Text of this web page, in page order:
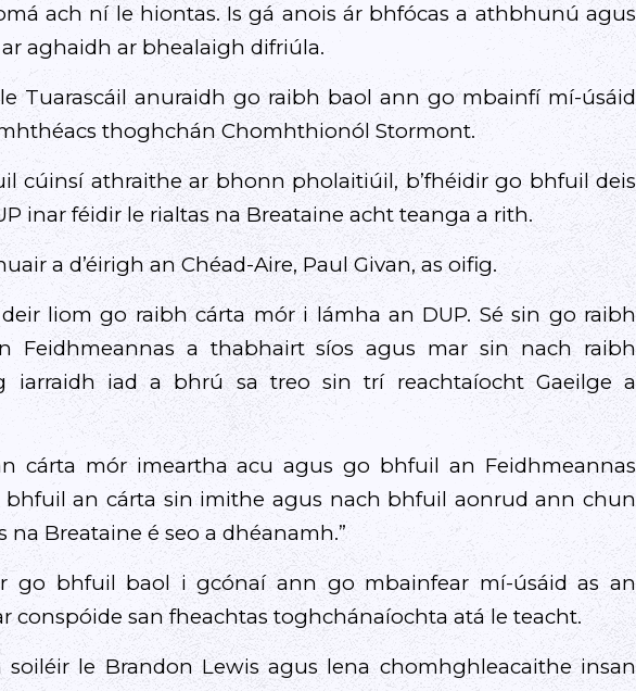
ach ní le hiontas. Is gá anois ár bhfócas a athbhunú agus
aghaidh ar bhealaigh difriúla.
Tuarascáil anuraidh go raibh baol ann go mbainfí mí-úsáid
thoghchán Chomhthionól Stormont.
cúinsí athraithe ar bhonn pholaitiúil, b’fhéidir go bhfuil deis
inar féidir le rialtas na Breataine acht teanga a rith.
a d’éirigh an Chéad-Aire, Paul Givan, as oifig.
liom go raibh cárta mór i lámha an DUP. Sé sin go raibh
Feidhmeannas a thabhairt síos agus mar sin nach raibh
iarraidh iad a bhrú sa treo sin trí reachtaíocht Gaeilge a
cárta mór imeartha acu agus go bhfuil an Feidhmeannas
bhfuil an cárta sin imithe agus nach bhfuil aonrud ann chun
na Breataine é seo a dhéanamh.”
go bhfuil baol i gcónaí ann go mbainfear mí-úsáid as an
conspóide san fheachtas toghchánaíochta atá le teacht.
le Brandon Lewis agus lena chomhghleacaithe insan